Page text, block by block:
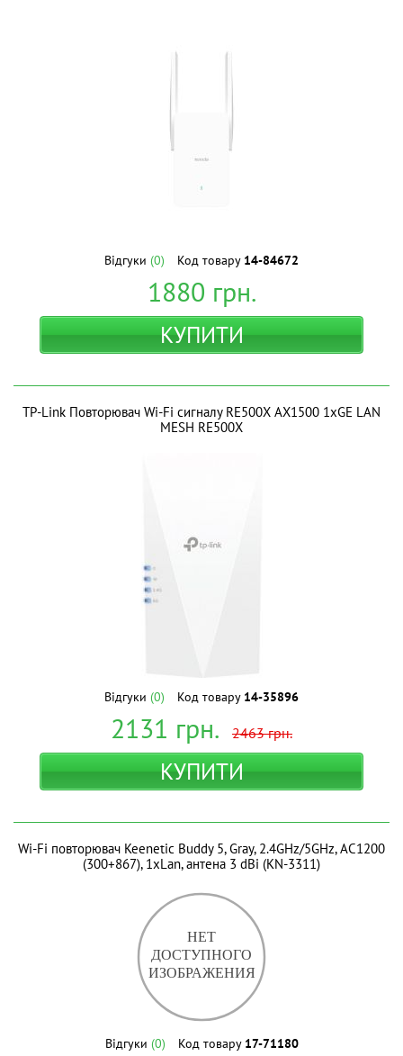
Відгуки (0) Код товару 14-84672
1880 грн.
КУПИТИ
TP-Link Повторювач Wi-Fi сигналу RE500X AX1500 1хGE LAN
MESH RE500X
Відгуки (0) Код товару 14-35896
2131 грн. 2463грн.
КУПИТИ
Wi-Fi повторювач Keenetic Buddy 5, Gray, 2.4GHz/5GHz, AC1200
(300+867), 1xLan, антена 3 dBi (KN-3311)
Відгуки (0) Код товару 17-71180